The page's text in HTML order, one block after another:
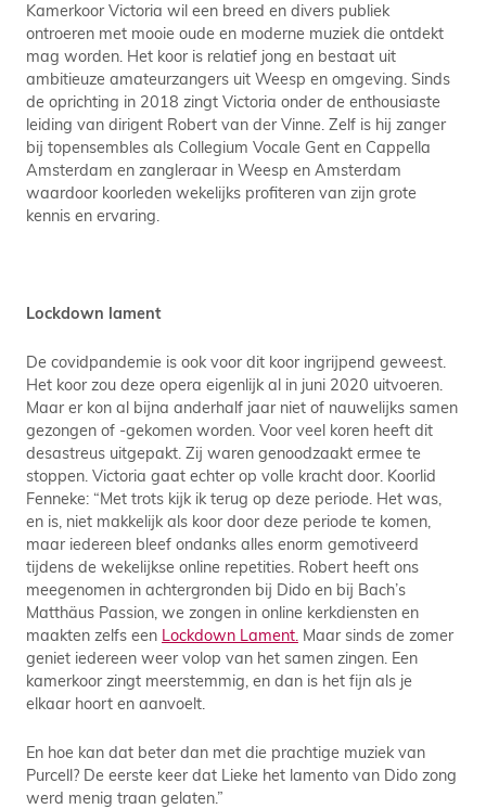
Kamerkoor Victoria wil een breed en divers publiek
ontroeren met mooie oude en moderne muziek die ontdekt
mag worden. Het koor is relatief jong en bestaat uit
ambitieuze amateurzangers uit Weesp en omgeving. Sinds
de oprichting in 2018 zingt Victoria onder de enthousiaste
leiding van dirigent Robert van der Vinne. Zelf is hij zanger
bij topensembles als Collegium Vocale Gent en Cappella
Amsterdam en zangleraar in Weesp en Amsterdam
waardoor koorleden wekelijks profiteren van zijn grote
kennis en ervaring.
Lockdown lament
De covidpandemie is ook voor dit koor ingrijpend geweest.
Het koor zou deze opera eigenlijk al in juni 2020 uitvoeren.
Maar er kon al bijna anderhalf jaar niet of nauwelijks samen
gezongen of -gekomen worden. Voor veel koren heeft dit
desastreus uitgepakt. Zij waren genoodzaakt ermee te
stoppen. Victoria gaat echter op volle kracht door. Koorlid
Fenneke: “Met trots kijk ik terug op deze periode. Het was,
en is, niet makkelijk als koor door deze periode te komen,
maar iedereen bleef ondanks alles enorm gemotiveerd
tijdens de wekelijkse online repetities. Robert heeft ons
meegenomen in achtergronden bij Dido en bij Bach’s
Matthäus Passion, we zongen in online kerkdiensten en
maakten zelfs een Lockdown Lament. Maar sinds de zomer
geniet iedereen weer volop van het samen zingen. Een
kamerkoor zingt meerstemmig, en dan is het fijn als je
elkaar hoort en aanvoelt.
En hoe kan dat beter dan met die prachtige muziek van
Purcell? De eerste keer dat Lieke het lamento van Dido zong
werd menig traan gelaten.”